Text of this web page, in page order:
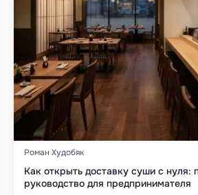
Роман Худобяк
Как открыть доставку суши с нуля:
руководство для предпринимателя